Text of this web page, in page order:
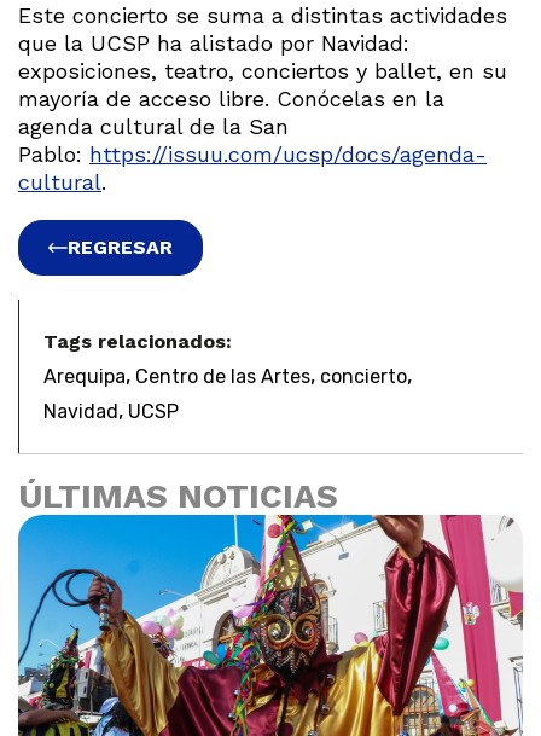
Este concierto se suma a distintas actividades
que la UCSP ha alistado por Navidad:
exposiciones, teatro, conciertos y ballet, en su
mayoría de acceso libre. Conócelas en la
agenda cultural de la San
Pablo: https://issuu.com/ucsp/docs/agenda-
cultural.
REGRESAR
Tags relacionados:
Arequipa, Centro de las Artes, concierto,
Navidad, UCSP
ÚLTIMAS NOTICIAS